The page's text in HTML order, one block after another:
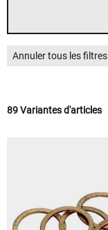
Annuler tous les filtres
89 Variantes d'articles